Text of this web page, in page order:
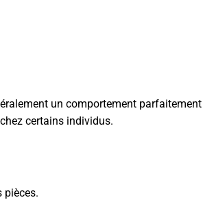
un comportement
certains individus.
pièces.